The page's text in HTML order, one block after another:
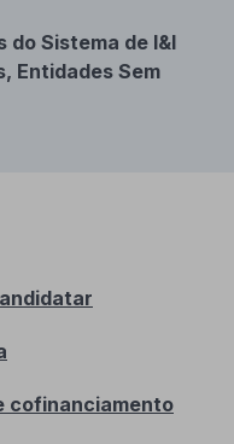
do Sistema de I&I
Entidades Sem
cofinanciamento